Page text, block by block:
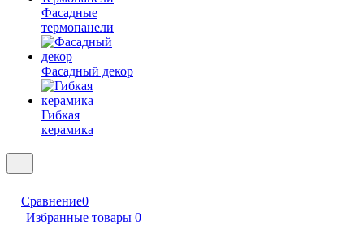
Фасадные
термопанели
Фасадный декор
Гибкая
керамика
Сравнение0
Избранные товары 0